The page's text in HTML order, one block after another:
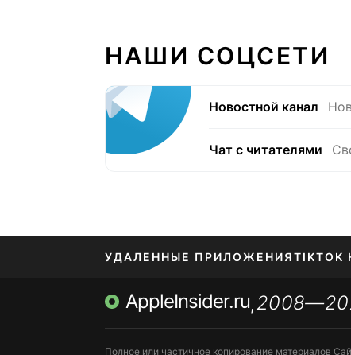
НАШИ СОЦСЕТИ
Новостной канал
Чат с читателями
УДАЛЕННЫЕ ПРИЛОЖЕНИЯTIKTOK
МЕССЕНДЖЕРЫ KAKAOTALK, B…
AppleInsider.ru,
Полное или частичное копирование материалов